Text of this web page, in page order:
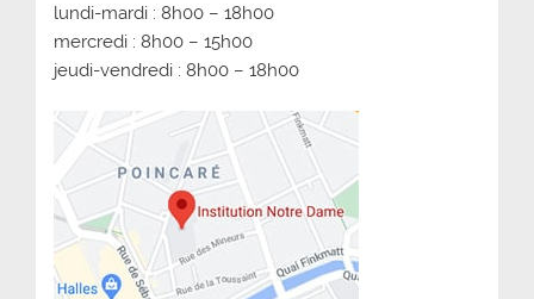
lundi-mardi : 8h00 – 18h00
mercredi : 8h00 – 15h00
jeudi-vendredi : 8h00 – 18h00